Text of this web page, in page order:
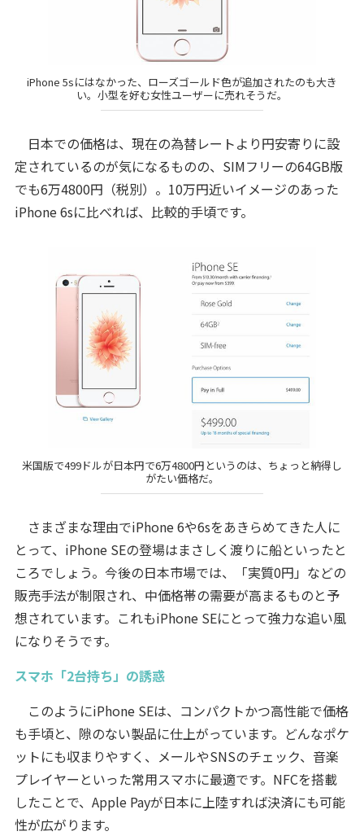
iPhone 5sにはなかった、ローズゴールド色が追加されたのも大き
い。小型を好む女性ユーザーに売れそうだ。
日本での価格は、現在の為替レートより円安寄りに設
定されているのが気になるものの、SIMフリーの64GB版
でも6万4800円（税別）。10万円近いイメージのあった
iPhone 6sに比べれば、比較的手頃です。
米国版で499ドルが日本円で6万4800円というのは、ちょっと納得し
がたい価格だ。
さまざまな理由でiPhone 6や6sをあきらめてきた人に
とって、iPhone SEの登場はまさしく渡りに船といったと
ころでしょう。今後の日本市場では、「実質0円」などの
販売手法が制限され、中価格帯の需要が高まるものと予
想されています。これもiPhone SEにとって強力な追い風
になりそうです。
スマホ「2台持ち」の誘惑
このようにiPhone SEは、コンパクトかつ高性能で価格
も手頃と、隙のない製品に仕上がっています。どんなポケ
ットにも収まりやすく、メールやSNSのチェック、音楽
プレイヤーといった常用スマホに最適です。NFCを搭載
したことで、Apple Payが日本に上陸すれば決済にも可能
性が広がります。